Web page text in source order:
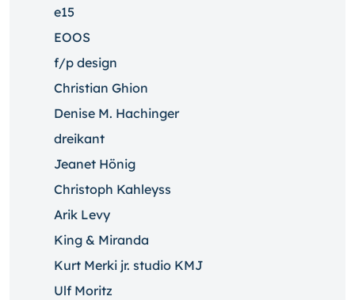
e15
EOOS
f/p design
Christian Ghion
Denise M. Hachinger
dreikant
Jeanet Hönig
Christoph Kahleyss
Arik Levy
King & Miranda
Kurt Merki jr. studio KMJ
Ulf Moritz